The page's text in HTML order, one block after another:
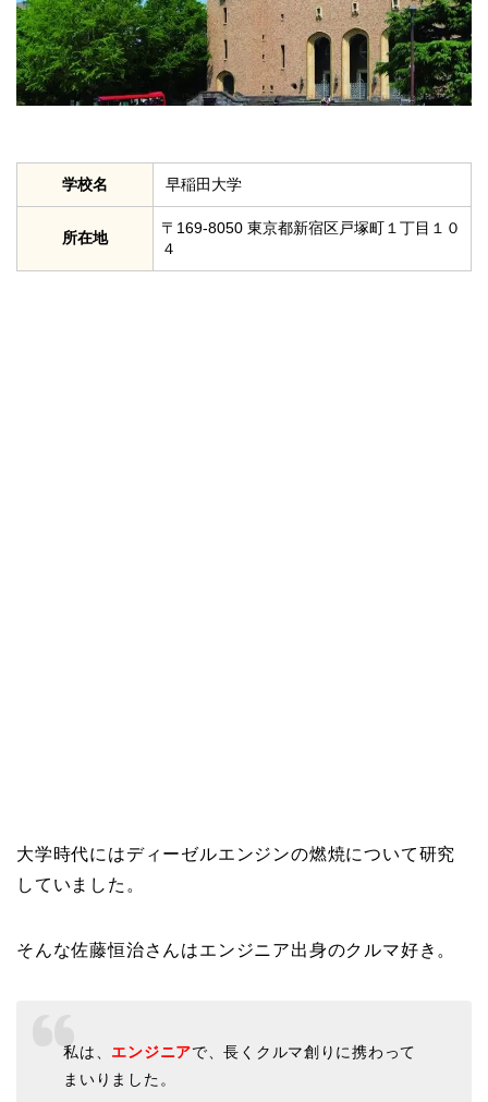
学校名 早稲田大学
所在地
〒169-8050 東京都新宿区戸塚町１丁目１０
４
大学時代にはディーゼルエンジンの燃焼について研究
していました。
そんな佐藤恒治さんはエンジニア出身のクルマ好き。
私は、 エンジニアで、長くクルマ創りに携わって
まいりました。